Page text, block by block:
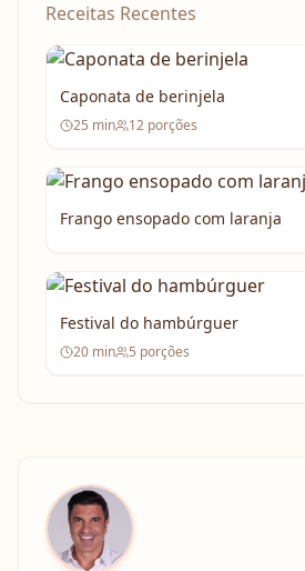
Receitas Recentes
Caponata de berinjela
25 min 12 porções
Frango ensopado com laranja
Festival do hambúrguer
20 min 5 porções